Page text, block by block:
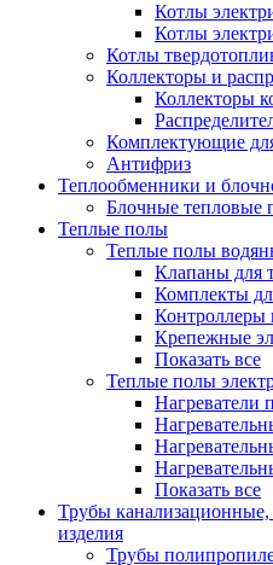
Котлы
Котлы
Котлы
Коллекторы и
Коллекторы
Комплектующие
Антифриз
Теплообменники и
Блочные тепловые
Теплые полы
Теплые полы
Клапаны для
Комплекты
Контроллеры
Крепежные
Показать все
Теплые полы
Нагреватели
Показать все
Трубы канализационные,
изделия
Трубы